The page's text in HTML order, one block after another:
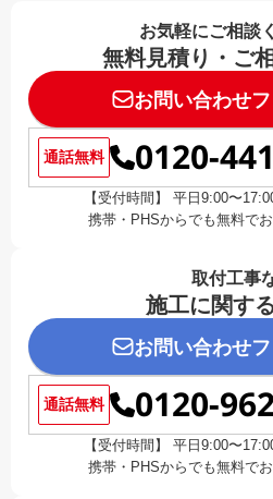
お気軽にご相談
無料見積り・ご
お問い合わせ
通話無料 0120-
【受付時間】 平日9:00〜
携帯・PHSからでも無料でお
取付工事
施工に関す
お問い合わせ
通話無料 0120-
【受付時間】 平日9:00〜
携帯・PHSからでも無料でお